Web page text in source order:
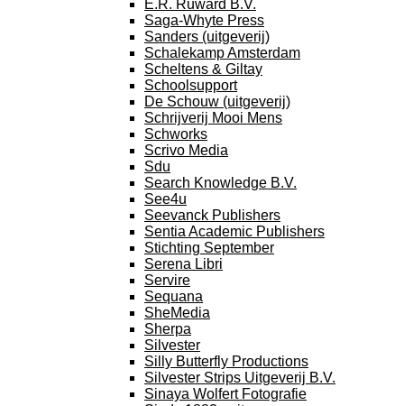
E.R. Ruward B.V.
Saga-Whyte Press
Sanders (uitgeverij)
Schalekamp Amsterdam
Scheltens & Giltay
Schoolsupport
De Schouw (uitgeverij)
Schrijverij Mooi Mens
Schworks
Scrivo Media
Sdu
Search Knowledge B.V.
See4u
Seevanck Publishers
Sentia Academic Publishers
Stichting September
Serena Libri
Servire
Sequana
SheMedia
Sherpa
Silvester
Silly Butterfly Productions
Silvester Strips Uitgeverij B.V.
Sinaya Wolfert Fotografie